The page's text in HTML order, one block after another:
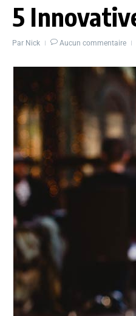
5
Par Nick Aucun commentaire